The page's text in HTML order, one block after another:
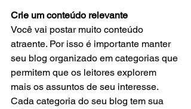
Crie um conteúdo relevante
Você vai postar muito conteúdo
atraente. Por isso é importante manter
seu blog organizado em categorias que
permitem que os leitores explorem
mais os assuntos de seu interesse.
Cada categoria do seu blog tem sua